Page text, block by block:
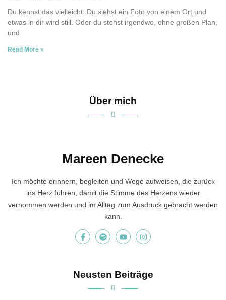
Du kennst das vielleicht: Du siehst ein Foto von einem Ort und
etwas in dir wird still. Oder du stehst irgendwo, ohne großen Plan,
und
Read More »
Über mich
Mareen Denecke
Ich möchte erinnern, begleiten und Wege aufweisen, die zurück
ins Herz führen, damit die Stimme des Herzens wieder
vernommen werden und im Alltag zum Ausdruck gebracht werden
kann.
Neusten Beiträge